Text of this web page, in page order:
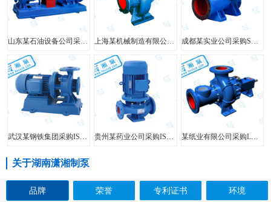
山东某石油设备公司采购FIS型单级单吸离心泵
某纸业有限公司采购LXL型两相流无堵塞纸浆泵
关于湖南潇湘制泵
品牌 荣誉 专利证书 环境